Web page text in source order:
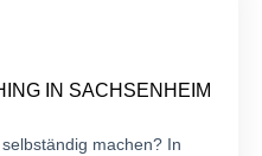
IN SACHSENHEIM
machen? In